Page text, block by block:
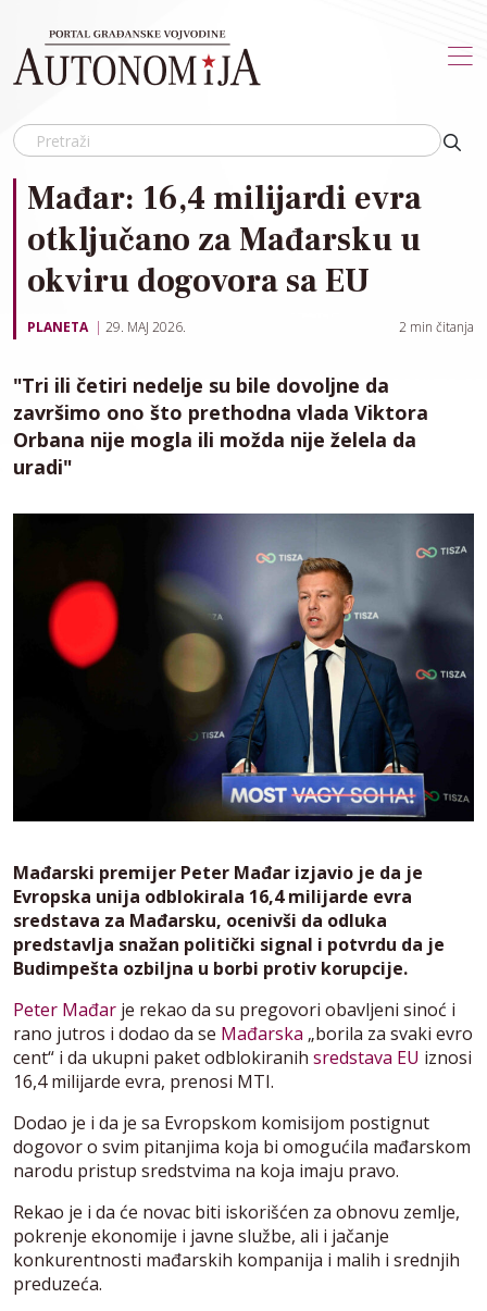
Mađar: 16,4 milijardi evra
otključano za Mađarsku u
okviru dogovora sa EU
PLANETA 29. MAJ 2026. 2 min čitanja
"Tri ili četiri nedelje su bile dovoljne da
završimo ono što prethodna vlada Viktora
Orbana nije mogla ili možda nije želela da
uradi"
Mađarski premijer Peter Mađar izjavio je da je
Evropska unija odblokirala 16,4 milijarde evra
sredstava za Mađarsku, ocenivši da odluka
predstavlja snažan politički signal i potvrdu da je
Budimpešta ozbiljna u borbi protiv korupcije.
Peter Mađar je rekao da su pregovori obavljeni sinoć i
rano jutros i dodao da se Mađarska „borila za svaki evro
cent“ i da ukupni paket odblokiranih sredstava EU iznosi
16,4 milijarde evra, prenosi MTI.
Dodao je i da je sa Evropskom komisijom postignut
dogovor o svim pitanjima koja bi omogućila mađarskom
narodu pristup sredstvima na koja imaju pravo.
Rekao je i da će novac biti iskorišćen za obnovu zemlje,
pokrenje ekonomije i javne službe, ali i jačanje
konkurentnosti mađarskih kompanija i malih i srednjih
preduzeća.